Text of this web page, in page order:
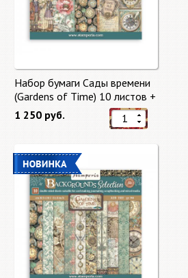
Набор бумаги Сады времени
(Gardens of Time) 10 листов +
бонус от Stamperia
1 250 руб.